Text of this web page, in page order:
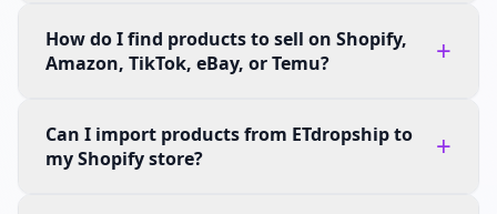
How do I find products to sell on Shopify,
Amazon, TikTok, eBay, or Temu?
+
Can I import products from ETdropship to
my Shopify store?
+